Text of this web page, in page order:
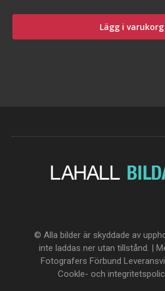
Lägg i varukorg
© Alla bilder är skyddade av
inte laddas ner utan tillstånd. |
Fotografers Förbund
Cookle- och